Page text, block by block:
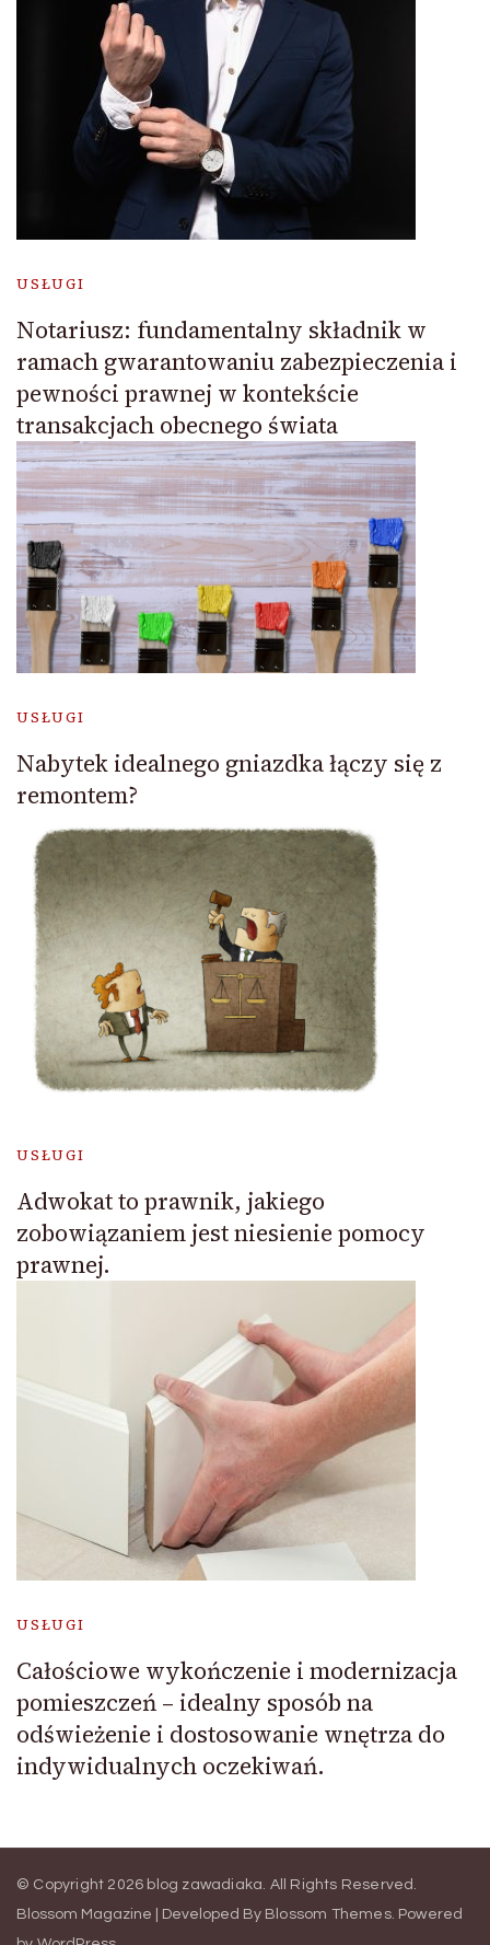
USŁUGI
Notariusz: fundamentalny składnik w
ramach gwarantowaniu zabezpieczenia i
pewności prawnej w kontekście
transakcjach obecnego świata
USŁUGI
Nabytek idealnego gniazdka łączy się z
remontem?
USŁUGI
Adwokat to prawnik, jakiego
zobowiązaniem jest niesienie pomocy
prawnej.
USŁUGI
Całościowe wykończenie i modernizacja
pomieszczeń – idealny sposób na
odświeżenie i dostosowanie wnętrza do
indywidualnych oczekiwań.
© Copyright 2026 blog zawadiaka . All Rights Reserved.
Blossom Magazine | Developed By Blossom Themes. Powered